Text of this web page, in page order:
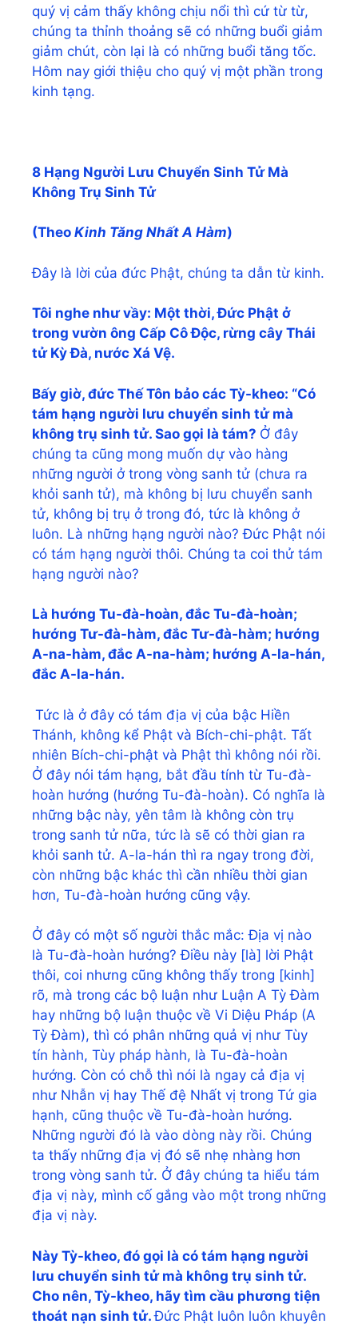
quý vị cảm thấy không chịu nổi thì cứ từ từ,
chúng ta thỉnh thoảng sẽ có những buổi giảm
giảm chút, còn lại là có những buổi tăng tốc.
Hôm nay giới thiệu cho quý vị một phần trong
kinh tạng.
8 Hạng Người Lưu Chuyển Sinh Tử Mà
Không Trụ Sinh Tử
(Theo Kinh Tăng Nhất A Hàm)
Đây là lời của đức Phật, chúng ta dẫn từ kinh.
Tôi nghe như vầy: Một thời, Đức Phật ở
trong vườn ông Cấp Cô Độc, rừng cây Thái
tử Kỳ Đà, nước Xá Vệ.
Bấy giờ, đức Thế Tôn bảo các Tỳ-kheo: “Có
tám hạng người lưu chuyển sinh tử mà
không trụ sinh tử. Sao gọi là tám? Ở đây
chúng ta cũng mong muốn dự vào hàng
những người ở trong vòng sanh tử (chưa ra
khỏi sanh tử), mà không bị lưu chuyển sanh
tử, không bị trụ ở trong đó, tức là không ở
luôn. Là những hạng người nào? Đức Phật nói
có tám hạng người thôi. Chúng ta coi thử tám
hạng người nào?
Là hướng Tu-đà-hoàn, đắc Tu-đà-hoàn;
hướng Tư-đà-hàm, đắc Tư-đà-hàm; hướng
A-na-hàm, đắc A-na-hàm; hướng A-la-hán,
đắc A-la-hán.
Tức là ở đây có tám địa vị của bậc Hiền
Thánh, không kể Phật và Bích-chi-phật. Tất
nhiên Bích-chi-phật và Phật thì không nói rồi.
Ở đây nói tám hạng, bắt đầu tính từ Tu-đà-
hoàn hướng (hướng Tu-đà-hoàn). Có nghĩa là
những bậc này, yên tâm là không còn trụ
trong sanh tử nữa, tức là sẽ có thời gian ra
khỏi sanh tử. A-la-hán thì ra ngay trong đời,
còn những bậc khác thì cần nhiều thời gian
hơn, Tu-đà-hoàn hướng cũng vậy.
Ở đây có một số người thắc mắc: Địa vị nào
là Tu-đà-hoàn hướng? Điều này [là] lời Phật
thôi, coi nhưng cũng không thấy trong [kinh]
rõ, mà trong các bộ luận như Luận A Tỳ Đàm
hay những bộ luận thuộc về Vi Diệu Pháp (A
Tỳ Đàm), thì có phân những quả vị như Tùy
tín hành, Tùy pháp hành, là Tu-đà-hoàn
hướng. Còn có chỗ thì nói là ngay cả địa vị
như Nhẫn vị hay Thế đệ Nhất vị trong Tứ gia
hạnh, cũng thuộc về Tu-đà-hoàn hướng.
Những người đó là vào dòng này rồi. Chúng
ta thấy những địa vị đó sẽ nhẹ nhàng hơn
trong vòng sanh tử. Ở đây chúng ta hiểu tám
địa vị này, mình cố gắng vào một trong những
địa vị này.
Này Tỳ-kheo, đó gọi là có tám hạng người
lưu chuyển sinh tử mà không trụ sinh tử.
Cho nên, Tỳ-kheo, hãy tìm cầu phương tiện
thoát nạn sinh tử.Đức Phật luôn luôn khuyên